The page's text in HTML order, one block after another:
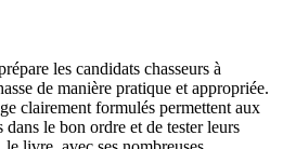
les candidats chasseurs à
de manière pratique et appropriée.
clairement formulés permettent aux
dans le bon ordre et de tester leurs